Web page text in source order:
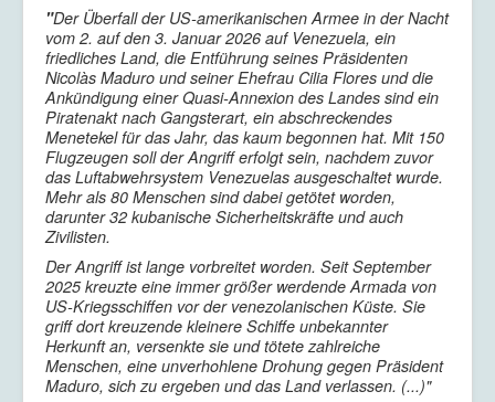
"Der Überfall der US-amerikanischen Armee in der Nacht
vom 2. auf den 3. Januar 2026 auf Venezuela, ein
friedliches Land, die Entführung seines Präsidenten
Nicolàs Maduro und seiner Ehefrau Cilia Flores und die
Ankündigung einer Quasi-Annexion des Landes sind ein
Piratenakt nach Gangsterart, ein abschreckendes
Menetekel für das Jahr, das kaum begonnen hat. Mit 150
Flugzeugen soll der Angriff erfolgt sein, nachdem zuvor
das Luftabwehrsystem Venezuelas ausgeschaltet wurde.
Mehr als 80 Menschen sind dabei getötet worden,
darunter 32 kubanische Sicherheitskräfte und auch
Zivilisten.
Der Angriff ist lange vorbreitet worden. Seit September
2025 kreuzte eine immer größer werdende Armada von
US-Kriegsschiffen vor der venezolanischen Küste. Sie
griff dort kreuzende kleinere Schiffe unbekannter
Herkunft an, versenkte sie und tötete zahlreiche
Menschen, eine unverhohlene Drohung gegen Präsident
Maduro, sich zu ergeben und das Land verlassen. (...)"